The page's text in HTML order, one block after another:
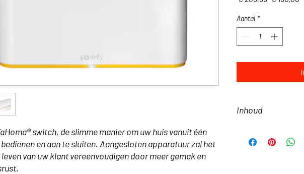
switch, de slimme manier om uw huis vanuit één
en aan te sluiten. Aangesloten apparatuur zal het
van uw klant vereenvoudigen door meer gemak en
Aantal *
Inhoud
1x usb